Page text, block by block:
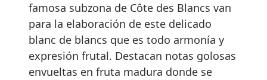
famosa subzona de Côte des Blancs van
para la elaboración de este delicado
blanc de blancs que es todo armonía y
expresión frutal. Destacan notas golosas
envueltas en fruta madura donde se